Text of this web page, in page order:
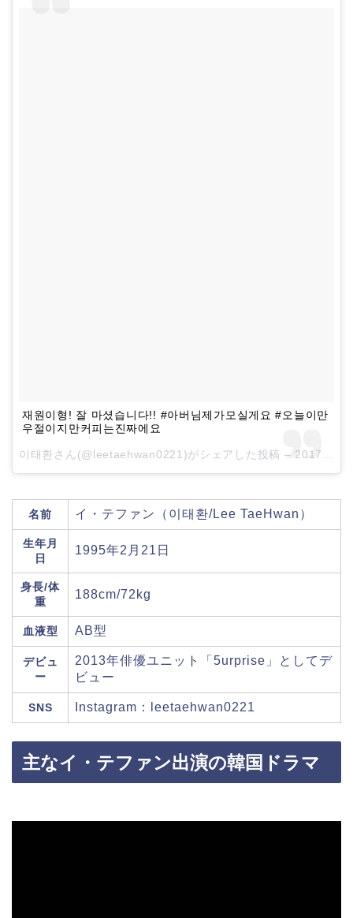
재원이형! 잘 마셨습니다!! #아버님제가모실게요 #오늘이만
우절이지만커피는진짜에요
이태환さん(@leetaehwan0221)がシェアした投稿 – 2017 4月 1 3:00午前 PDT
名前 イ・テファン（이태환/Lee TaeHwan）
生年月
日
1995年2月21日
身長/体
重
188cm/72kg
血液型 AB型
デビュ
ー
2013年俳優ユニット「5urprise」としてデ
ビュー
SNS Instagram：leetaehwan0221
主なイ・テファン出演の韓国ドラマ